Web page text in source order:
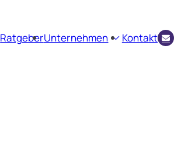
RatgeberUnternehmen
Kontakt